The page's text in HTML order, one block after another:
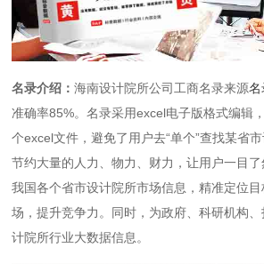
名录介绍：海南设计院所公司工商名录来源名
准确率85%。名录采用excel电子版格式编辑
个excel文件，避免了用户去“单个”查找某省
节约大量的人力、物力、财力，让用户一目
我国各个省市设计院所市场信息，精准定位
场，提升竞争力。同时，为政府、科研机构
计院所行业大数据信息。